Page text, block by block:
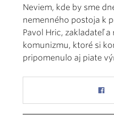
Neviem, kde by sme
nemenného postoja k
Pavol Hric, zakladateľ
komunizmu, ktoré si
pripomenulo aj piate